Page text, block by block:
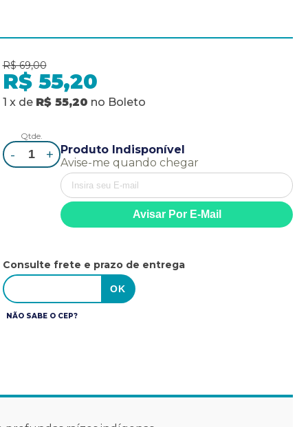
R$ 69,00
R$ 55,20
1 x de R$ 55,20 no Boleto
Qtde.
- +
Produto Indisponível
Avise-me quando chegar
Consulte frete e prazo de entrega
NÃO SABE O CEP?